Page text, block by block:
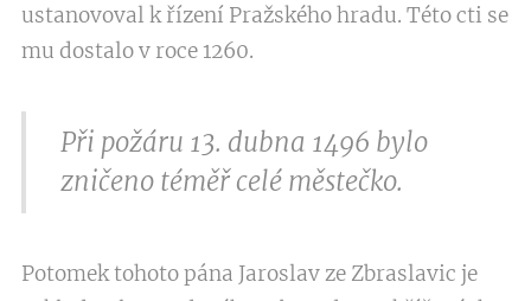
ustanovoval k řízení Pražského hradu. Této cti se
mu dostalo v roce 1260.
Při požáru 13. dubna 1496 bylo
zničeno téměř celé městečko.
Potomek tohoto pána Jaroslav ze Zbraslavic je